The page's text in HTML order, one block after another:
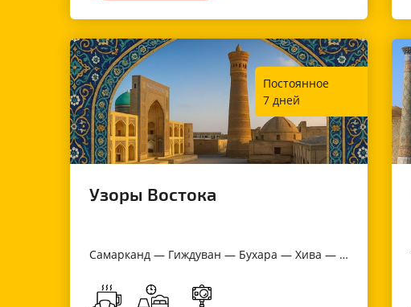
Постоянное
7 дней
Узоры Востока
Самарканд — Гиждуван — Бухара — Хива — Ургенч